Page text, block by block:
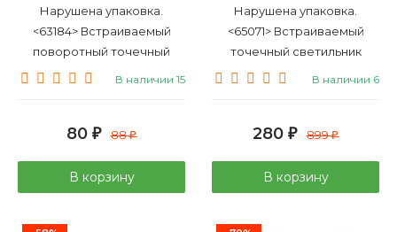
Нарушена упаковка.
<63184> Встраиваемый
поворотный точечный
светильник Elektrostandard
В наличии 15
80 ₽ 88₽
В корзину
Нарушена упаковка.
<65071> Встраиваемый
точечный светильник
Lightstar Domino Quadro
В наличии 6
280 ₽ 899₽
В корзину